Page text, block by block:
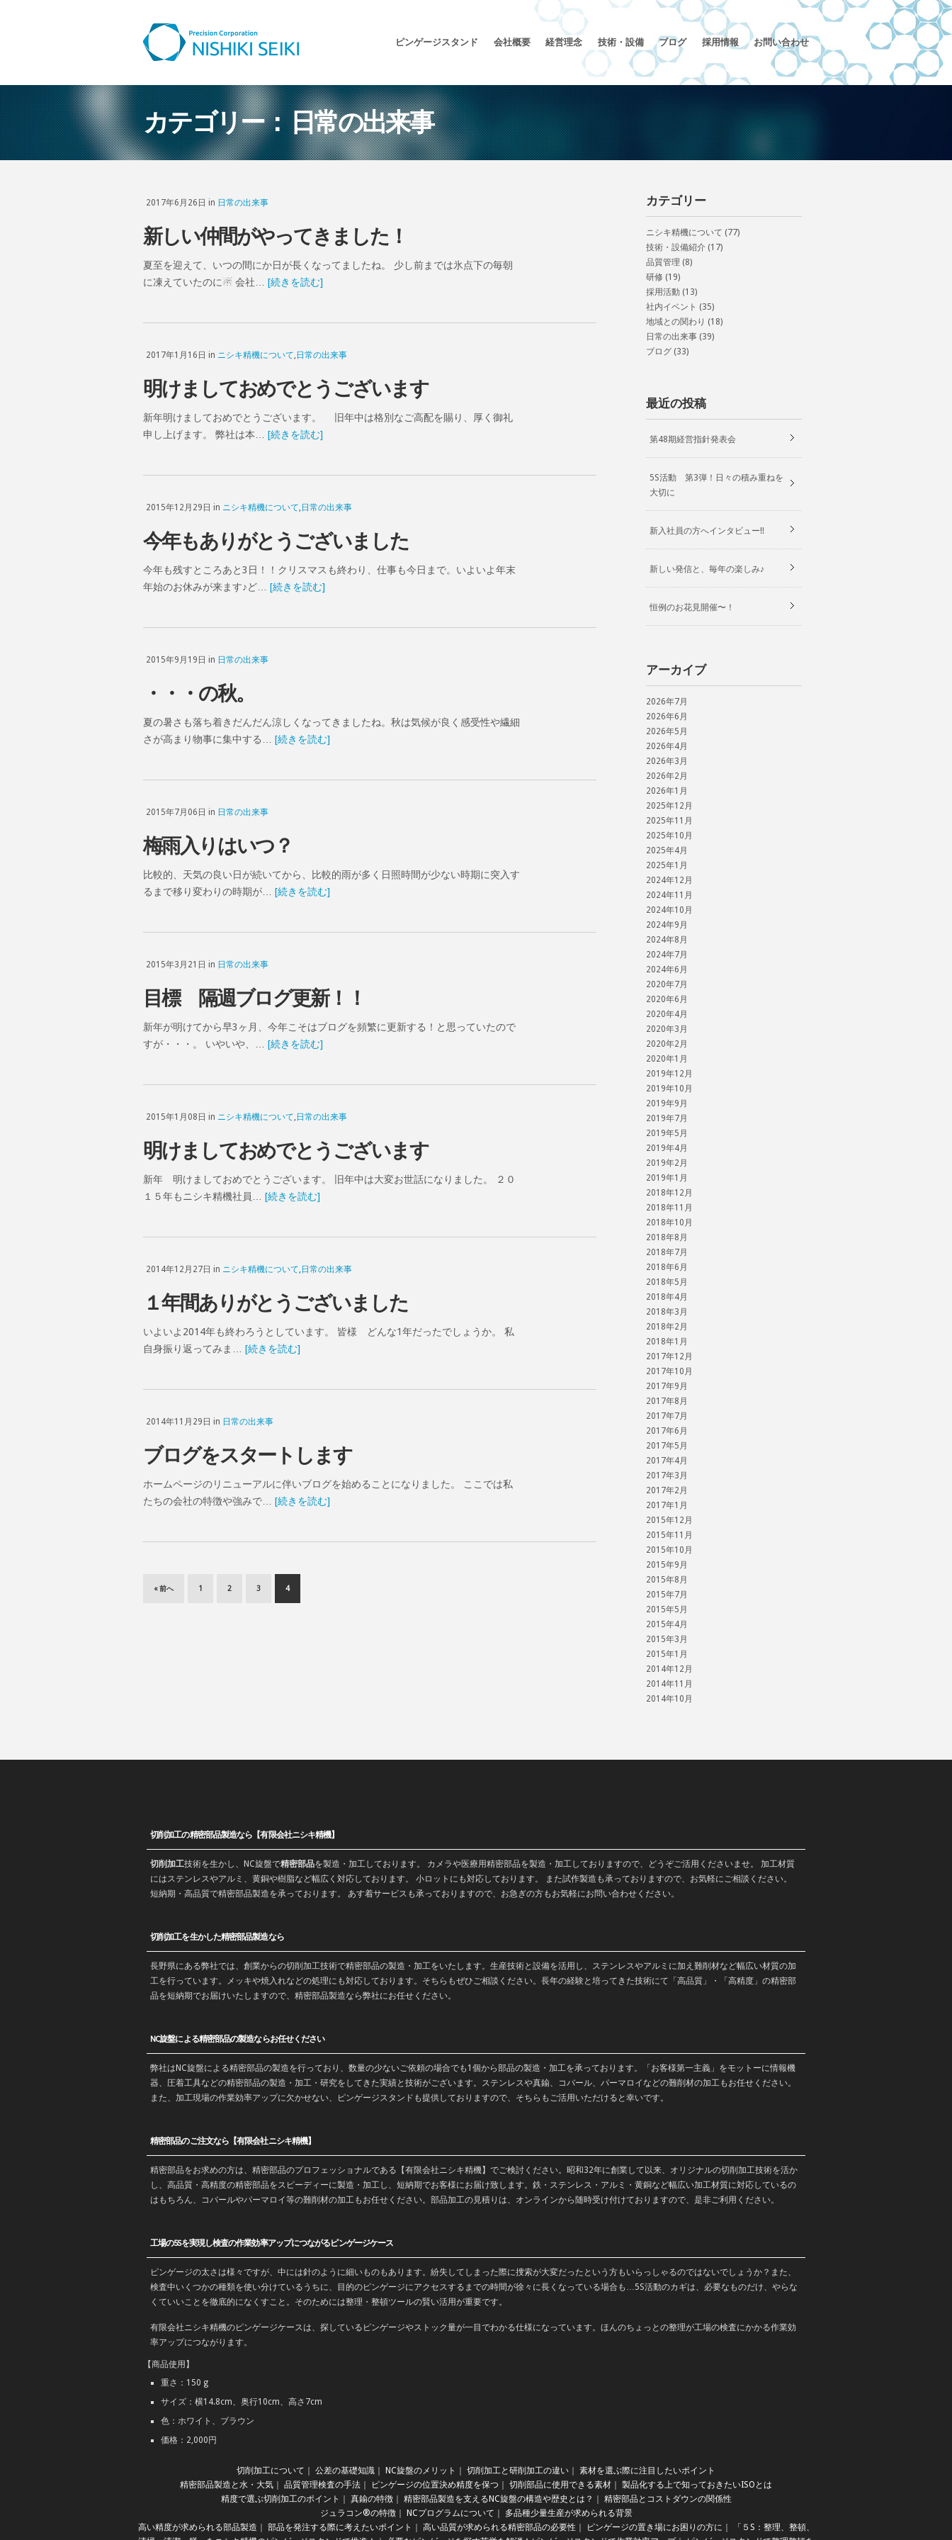
ピンゲージスタンド 会社概要 経営理念 技術・設備 ブログ 採用情報 お問い合わせ
カテゴリー： 日常の出来事
2017年6月26日 in 日常の出来事
新しい仲間がやってきました！
夏至を迎えて、いつの間にか日が長くなってましたね。 少し前までは氷点下の毎朝
に凍えていたのに☃ 会社…
[続きを読む]
2017年1月16日 in ニシキ精機について, 日常の出来事
明けましておめでとうございます
新年明けましておめでとうございます。 旧年中は格別なご高配を賜り、厚く御礼
申し上げます。 弊社は本…
[続きを読む]
2015年12月29日 in ニシキ精機について, 日常の出来事
今年もありがとうございました
今年も残すところあと3日！！クリスマスも終わり、仕事も今日まで。いよいよ年末
年始のお休みが来ます♪ど…
[続きを読む]
2015年9月19日 in 日常の出来事
・・・の秋。
夏の暑さも落ち着きだんだん涼しくなってきましたね。秋は気候が良く感受性や繊細
さが高まり物事に集中する…
[続きを読む]
2015年7月06日 in 日常の出来事
梅雨入りはいつ？
比較的、天気の良い日が続いてから、比較的雨が多く日照時間が少ない時期に突入す
るまで移り変わりの時期が…
[続きを読む]
2015年3月21日 in 日常の出来事
目標 隔週ブログ更新！！
新年が明けてから早3ヶ月、今年こそはブログを頻繁に更新する！と思っていたので
すが・・・。 いやいや、…
[続きを読む]
2015年1月08日 in ニシキ精機について, 日常の出来事
明けましておめでとうございます
新年 明けましておめでとうございます。 旧年中は大変お世話になりました。 ２０
１５年もニシキ精機社員…
[続きを読む]
2014年12月27日 in ニシキ精機について, 日常の出来事
１年間ありがとうございました
いよいよ2014年も終わろうとしています。 皆様 どんな1年だったでしょうか。 私
自身振り返ってみま…
[続きを読む]
2014年11月29日 in 日常の出来事
ブログをスタートします
ホームページのリニューアルに伴いブログを始めることになりました。 ここでは私
たちの会社の特徴や強みで…
[続きを読む]
« 前へ 1 2 3 4
カテゴリー
ニシキ精機について (77)
技術・設備紹介 (17)
品質管理 (8)
研修 (19)
採用活動 (13)
社内イベント (35)
地域との関わり (18)
日常の出来事 (39)
ブログ (33)
最近の投稿
第48期経営指針発表会
5S活動 第3弾！日々の積み重ねを
大切に
新入社員の方へインタビュー!!
新しい発信と、毎年の楽しみ♪
恒例のお花見開催〜！
アーカイブ
2026年7月
2026年6月
2026年5月
2026年4月
2026年3月
2026年2月
2026年1月
2025年12月
2025年11月
2025年10月
2025年4月
2025年1月
2024年12月
2024年11月
2024年10月
2024年9月
2024年8月
2024年7月
2024年6月
2020年7月
2020年6月
2020年4月
2020年3月
2020年2月
2020年1月
2019年12月
2019年10月
2019年9月
2019年7月
2019年5月
2019年4月
2019年2月
2019年1月
2018年12月
2018年11月
2018年10月
2018年8月
2018年7月
2018年6月
2018年5月
2018年4月
2018年3月
2018年2月
2018年1月
2017年12月
2017年10月
2017年9月
2017年8月
2017年7月
2017年6月
2017年5月
2017年4月
2017年3月
2017年2月
2017年1月
2015年12月
2015年11月
2015年10月
2015年9月
2015年8月
2015年7月
2015年5月
2015年4月
2015年3月
2015年1月
2014年12月
2014年11月
2014年10月
切削加工の精密部品製造なら【有限会社ニシキ精機】
切削加工技術を生かし、 NC旋盤で精密部品を製造 ・加工しております。 カメラや医療用精密部品を製造・加工しておりますので、どうぞご活用くださいませ。 加工材質
にはステンレスやアルミ、黄銅や樹脂など幅広く対応しております。 小ロットにも対応しております。 また試作製造 も承っておりますので、お気軽にご相談ください。
短納期・高品質で精密部品製造を承っております。 あす着サービスも承っておりますので、お急ぎの方もお気軽にお問い合わせください。
切削加工を生かした精密部品製造なら
長野県にある弊社では、創業からの切削加工技術で精密部品の製造・ 加工をいたします。生産技術と設備を活用し、ステンレスやアルミに加え難削材など幅広い材質の加
工を行っています。メッキや焼入れなどの処理にも対応しております。そちらもぜひご相談ください。長年の経験と培ってきた技術にて「高品質」・「高精度」の精密部
品を短納期でお届けいたしますので、精密部品製造なら弊社にお任せください。
NC旋盤による精密部品の製造ならお任せください
弊社はNC旋盤による精密部品の製造を行っており、数量の少ないご依頼の場合でも1個から部品の製造・加工を承っております。「お客様第一主義」をモットーに情報機
器、圧着工具などの精密部品の製造・ 加工 ・ 研究をしてきた実績と技術がございます。 ステンレスや真鍮、コバール、パーマロイなどの難削材の加工もお任せください。
また、加工現場の作業効率アップに欠かせない、ピンゲージスタンドも提供しておりますので、そちらもご活用いただけると幸いです。
精密部品のご注文なら【有限会社ニシキ精機】
精密部品をお求めの方は、精密部品のプロフェッショナルである【有限会社ニシキ精機】でご検討ください。昭和32年に創業して以来、オリジナルの切削加工技術を活か
し、高品質・高精度の精密部品をスピーディーに製造・加工し、短納期でお客様にお届け致します。鉄・ステンレス・アルミ・黄銅など幅広い加工材質に対応しているの
はもちろん、コバールやパーマロイ等の難削材の加工もお任せください。部品加工の見積りは、オンラインから随時受け付けておりますので、是非ご利用ください。
工場の5Sを実現し検査の作業効率アップにつながるピンゲージケース
ピンゲージの太さは様々ですが、中には針のように細いものもあります。紛失してしまった際に捜索が大変だったという方もいらっしゃるのではないでしょうか？また、
検査中いくつかの種類を使い分けているうちに、目的のピンゲージにアクセスするまでの時間が徐々に長くなっている場合も…5S活動のカギは、必要なものだけ、やらな
くていいことを徹底的になくすこと。そのためには整理・整頓ツールの賢い活用が重要です。
有限会社ニシキ精機のピンゲージケースは、探しているピンゲージやストック量が一目でわかる仕様になっています。ほんのちょっとの整理が工場の検査にかかる作業効
率アップにつながります。
【商品使用】
重さ：150 g
サイズ：横14.8cm、奥行10cm、高さ7cm
色：ホワイト、ブラウン
価格：2,000円
切削加工について 公差の基礎知識 NC旋盤のメリット 切削加工と研削加工の違い
素材を選ぶ際に注目したいポイント
精密部品製造と水・大気
品質管理検査の手法 ピンゲージの位置決め精度を保つ 切削部品に使用できる素材
製品化する上で知っておきたいISOとは
精度で選ぶ切削加工のポイント
真鍮の特徴｜ 精密部品製造を支えるNC旋盤の構造や歴史とは？
精密部品とコストダウンの関係性
ジュラコン®の特徴｜ NCプログラムについて
多品種少量生産が求められる背景
高い精度が求められる部品製造
部品を発注する際に考えたいポイント 高い品質が求められる精密部品の必要性 ピンゲージの置き場にお困りの方に
「５S：整理、整頓、